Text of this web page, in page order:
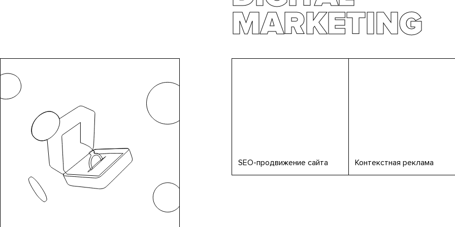
MARKETING
MARKETING
SEO-продвижение сайта Контекстная реклама